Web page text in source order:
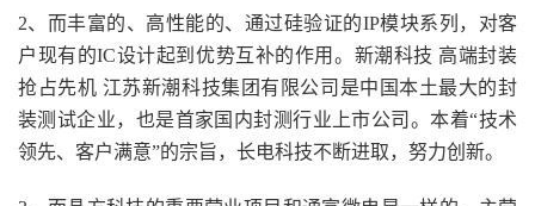
2、而丰富的、高性能的、通过硅验证的IP模块系列，对客
户现有的IC设计起到优势互补的作用。新潮科技 高端封装
抢占先机 江苏新潮科技集团有限公司是中国本土最大的封
装测试企业，也是首家国内封测行业上市公司。本着“技术
领先、客户满意”的宗旨，长电科技不断进取，努力创新。